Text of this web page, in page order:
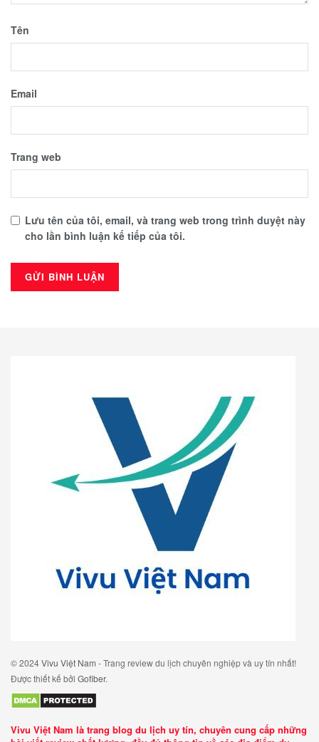
Tên
Email
Trang web
Lưu tên của tôi, email, và trang web trong trình duyệt này
cho lần bình luận kế tiếp của tôi.
© 2024Vivu Việt Nam - Trang review du lịch chuyên nghiệp và uy tín nhất!
Được thiết kế bởi Gofiber.
Vivu Việt Nam là trang blog du lịch uy tín, chuyên cung cấp những